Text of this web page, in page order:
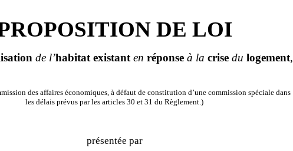
DE LOI
de l’habitat existanten réponseà la crisedu logement,
des affaires économiques, à défaut de constitution d’une commission spéciale dans
les délais prévus par les articles 30 et 31 du Règlement.)
présentée par